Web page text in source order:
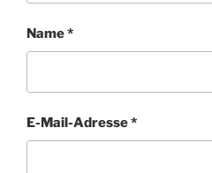
Name*
E-Mail-Adresse*